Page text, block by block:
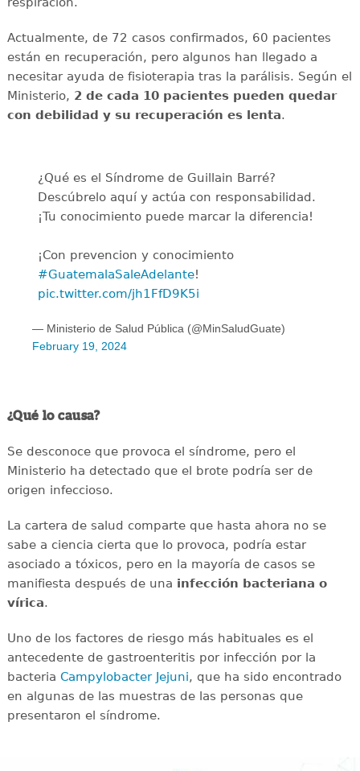
Actualmente, de 72 casos confirmados, 60 pacientes
están en recuperación, pero algunos han llegado a
necesitar ayuda de fisioterapia tras la parálisis. Según el
Ministerio, 2 de cada 10 pacientes pueden quedar
con debilidad y su recuperación es lenta.
¿Qué es el Síndrome de Guillain Barré?
Descúbrelo aquí y actúa con responsabilidad.
¡Tu conocimiento puede marcar la diferencia!
¡Con prevencion y conocimiento
#GuatemalaSaleAdelante!
pic.twitter.com/jh1FfD9K5i
— Ministerio de Salud Pública (@MinSaludGuate)
February 19, 2024
¿Qué lo causa?
Se desconoce que provoca el síndrome, pero el
Ministerio ha detectado que el brote podría ser de
origen infeccioso.
La cartera de salud comparte que hasta ahora no se
sabe a ciencia cierta que lo provoca, podría estar
asociado a tóxicos, pero en la mayoría de casos se
manifiesta después de una infección bacteriana o
vírica.
Uno de los factores de riesgo más habituales es el
antecedente de gastroenteritis por infección por la
bacteria Campylobacter Jejuni, que ha sido encontrado
en algunas de las muestras de las personas que
presentaron el síndrome.